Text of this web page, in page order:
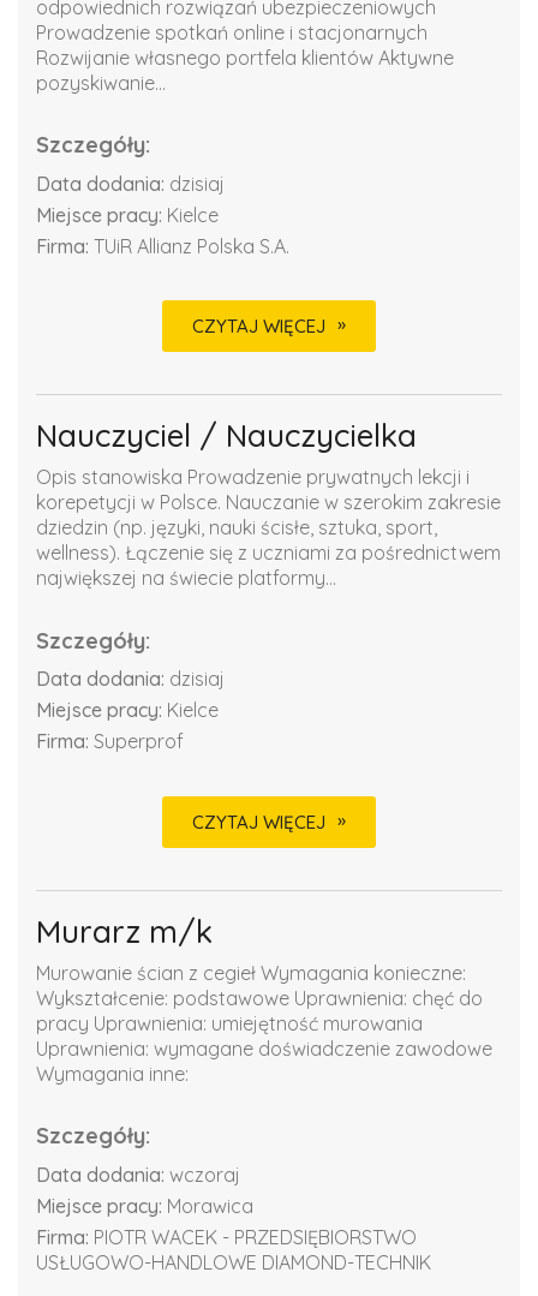
odpowiednich rozwiązań ubezpieczeniowych
Prowadzenie spotkań online i stacjonarnych
Rozwijanie własnego portfela klientów Aktywne
pozyskiwanie...
Szczegóły:
Data dodania: dzisiaj
Miejsce pracy: Kielce
Firma: TUiR Allianz Polska S.A.
CZYTAJ WIĘCEJ
Nauczyciel / Nauczycielka
Opis stanowiska Prowadzenie prywatnych lekcji i
korepetycji w Polsce. Nauczanie w szerokim zakresie
dziedzin (np. języki, nauki ścisłe, sztuka, sport,
wellness). Łączenie się z uczniami za pośrednictwem
największej na świecie platformy...
Szczegóły:
Data dodania: dzisiaj
Miejsce pracy: Kielce
Firma: Superprof
CZYTAJ WIĘCEJ
Murarz m/k
Murowanie ścian z cegieł Wymagania konieczne:
Wykształcenie: podstawowe Uprawnienia: chęć do
pracy Uprawnienia: umiejętność murowania
Uprawnienia: wymagane doświadczenie zawodowe
Wymagania inne:
Szczegóły:
Data dodania: wczoraj
Miejsce pracy: Morawica
Firma: PIOTR WACEK - PRZEDSIĘBIORSTWO
USŁUGOWO-HANDLOWE DIAMOND-TECHNIK